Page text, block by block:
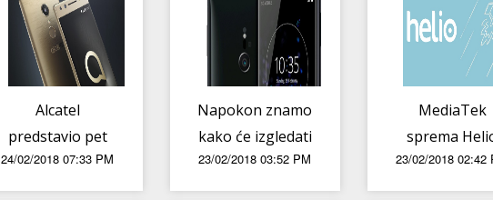
Alcatel
predstavio pet
novih smartfona
24/02/2018 07:33 PM
Napokon znamo
kako će izgledati
Sony Xperia XZ2
23/02/2018 03:52 PM
MediaTek
sprema
P60 za
23/02/2018 02:42